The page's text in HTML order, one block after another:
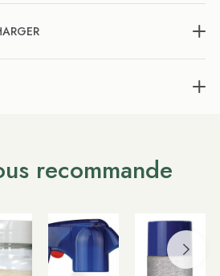
recommande